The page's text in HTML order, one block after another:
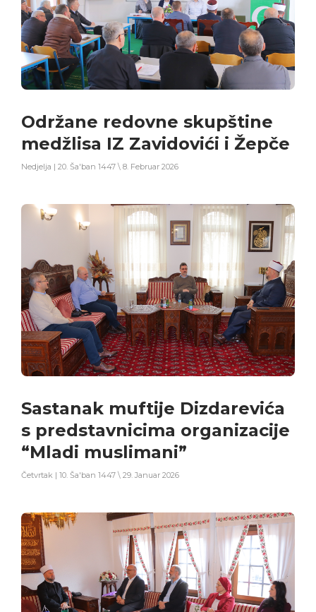
Održane redovne skupštine
medžlisa IZ Zavidovići i Žepče
Nedjelja | 20. Ša'ban 1447 \ 8. Februar 2026
Sastanak muftije Dizdarevića
s predstavnicima organizacije
“Mladi muslimani”
Četvrtak | 10. Ša'ban 1447 \ 29. Januar 2026